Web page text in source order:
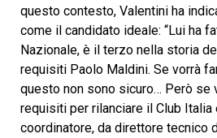
questo contesto, Valentini ha
come il candidato ideale: “Lui ha
Nazionale, è il terzo nella storia
requisiti Paolo Maldini. Se vorrà
questo non sono sicuro… Però se
requisiti per rilanciare il Club Italia
coordinatore, da direttore tecnico